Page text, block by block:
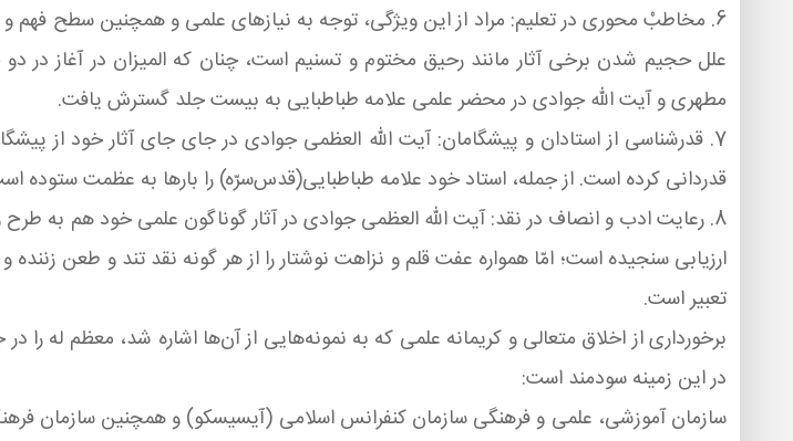
6. مخاطبْ محوری در تعلیم: مراد از این ویژگی، توجه به نیازهای علمی و همچنین سطح
علل حجیم شدن برخی آثار مانند رحیق مختوم و تسنیم است، چنان كه المیزان در آغاز
مطهری و آیت الله جوادی در محضر علمی علامه طباطبایی به بیست جلد گسترش یافت.
7. قدرشناسی از استادان و پیشگامان: آیت الله العظمی جوادی در جای جای آثار خود از
قدردانی كرده است. از جمله، استاد خود علامه طباطبایی(قدس‌سرّه) را بارها به عظمت ستوده
8. رعایت ادب و انصاف در نقد: آیت الله العظمی جوادی در آثار گوناگون علمی خود هم به
ارزیابی سنجیده است؛ امّا همواره عفت قلم و نزاهت نوشتار را از هر گونه نقد تند و طعن
تعبیر است.
برخورداری از اخلاق متعالی و كریمانه علمی كه به نمونه‌هایی از آن‌ها اشاره شد، معظم له را
در این زمینه سودمند است:
سازمان آموزشی، علمی و فرهنگی سازمان كنفرانس اسلامی (آیسیسكو) و همچنین سازمان